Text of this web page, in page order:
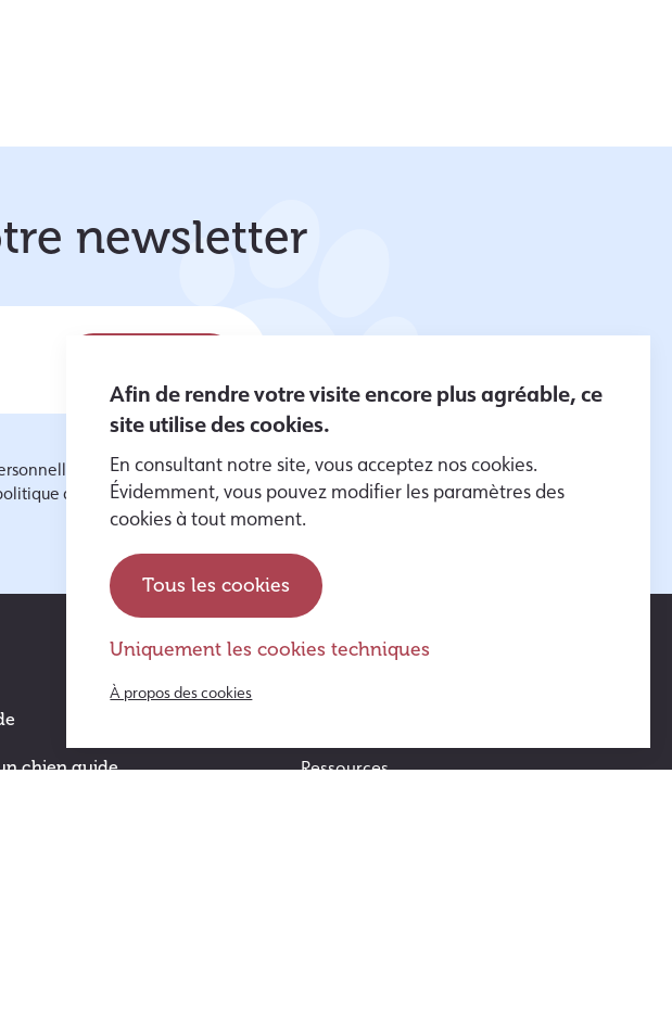
newsletter
pour m'envoyer des
de protection des données
chien guide Ressources
Afin de rendre votre visite encore plus agréable, ce
site utilise des cookies.
En consultant notre site, vous acceptez nos cookies.
Évidemment, vous pouvez modifier les paramètres des
cookies à tout moment.
Tous les cookies
Uniquement les cookies techniques
À propos des cookies